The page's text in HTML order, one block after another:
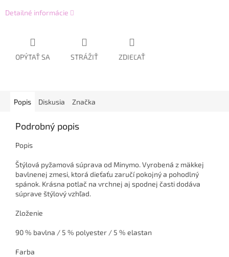
Detailné informácie
OPÝTAŤ SA STRÁŽIŤ ZDIEĽAŤ
Popis Diskusia Značka
Podrobný popis
Popis
Štýlová pyžamová súprava od Minymo. Vyrobená z mäkkej
bavlnenej zmesi, ktorá dieťaťu zaručí pokojný a pohodlný
spánok. Krásna potlač na vrchnej aj spodnej časti dodáva
súprave štýlový vzhľad.
Zloženie
90 % bavlna / 5 % polyester / 5 % elastan
Farba